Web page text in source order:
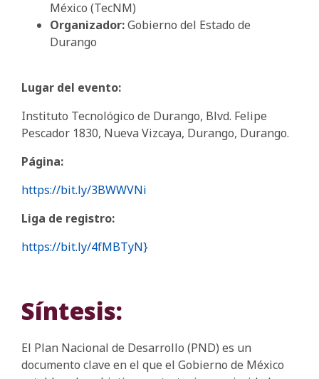
México (TecNM)
Organizador:Gobierno del Estado de
Durango
Lugar del evento:
Instituto Tecnológico de Durango, Blvd. Felipe
Pescador 1830, Nueva Vizcaya, Durango, Durango.
Página:
https://bit.ly/3BWWVNi
Liga de registro:
https://bit.ly/4fMBTyN}
Síntesis:
El Plan Nacional de Desarrollo (PND) es un
documento clave en el que el Gobierno de México